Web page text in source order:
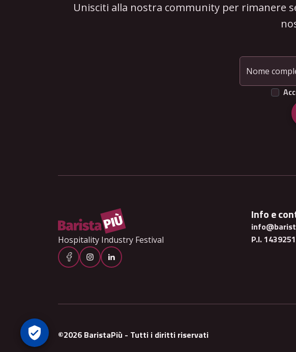
Unisciti alla nostra community per rimanere
Nome
Hospitality Industry Festival
Info e
P.I.
©2026 BaristaPiù - Tutti i diritti riservati